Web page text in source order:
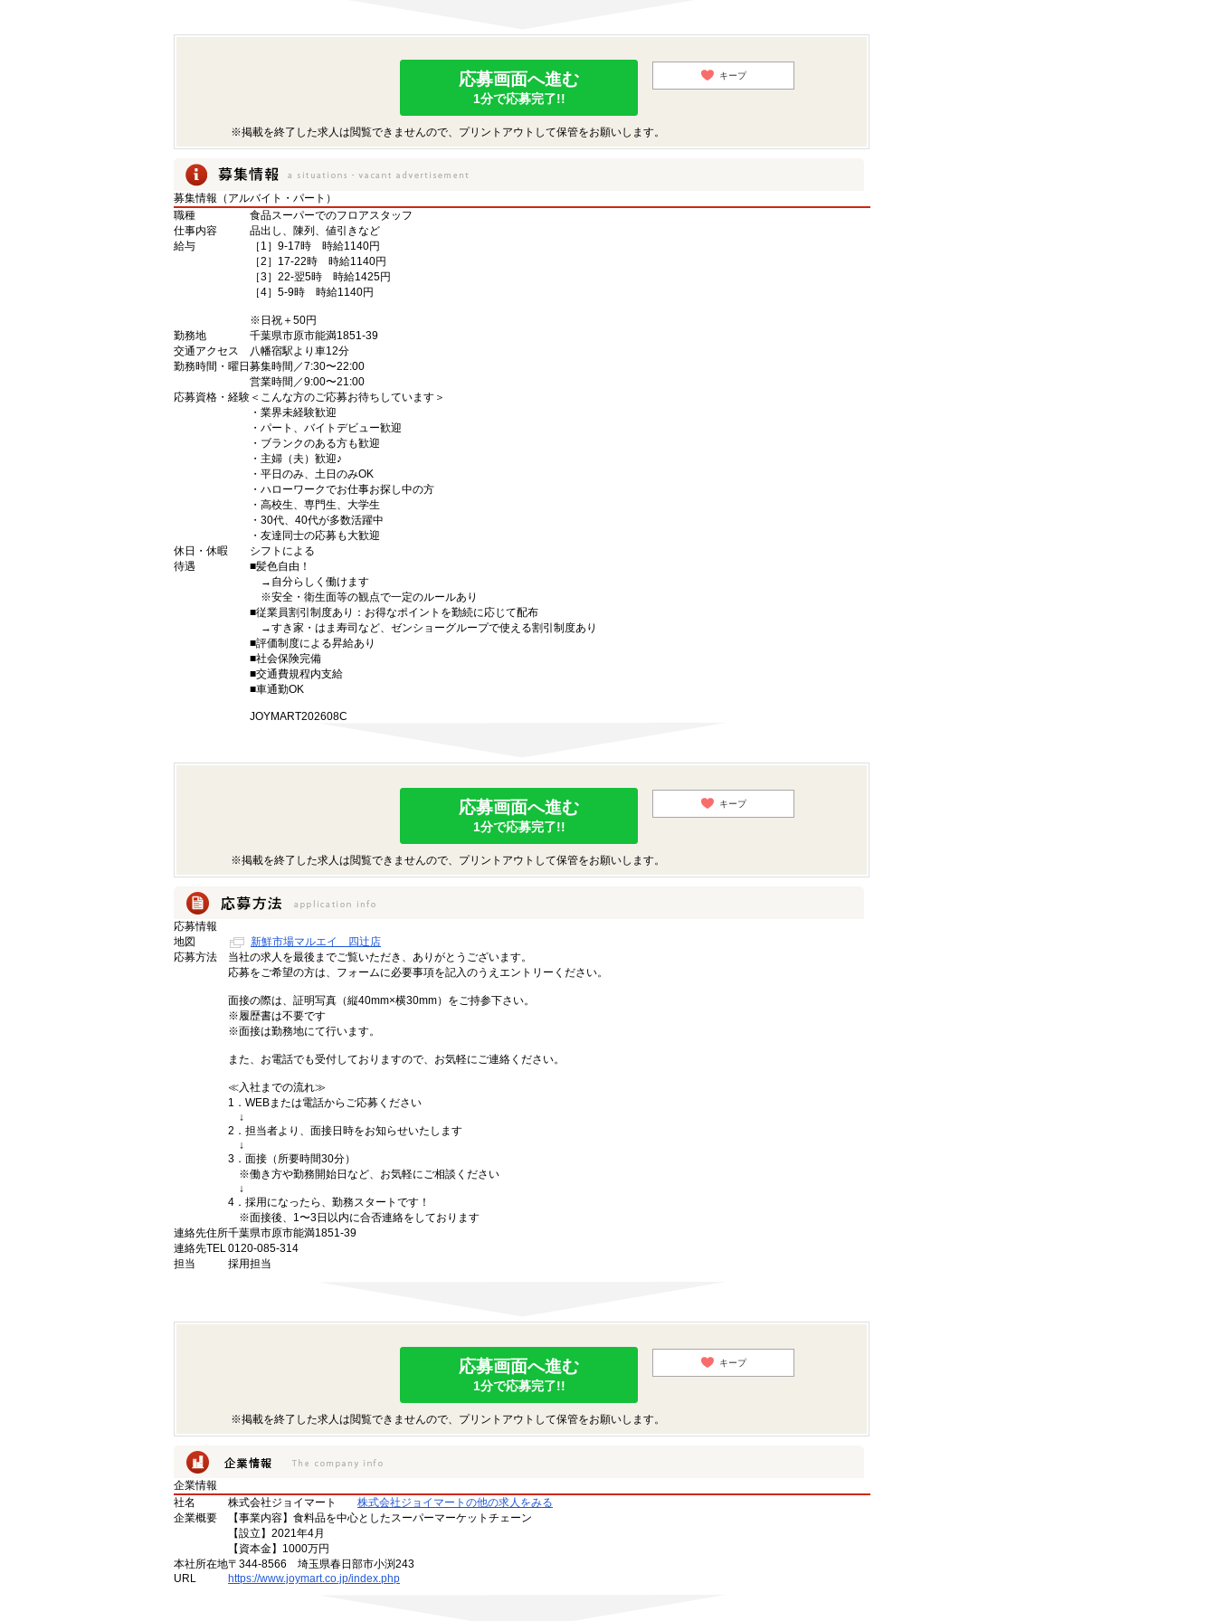
応募画面へ進む
1分で応募完了!!
キープ
※掲載を終了した求人は閲覧できませんので、プリントアウトして保管をお願いします。
募集情報（アルバイト・パート）
職種
食品スーパーでのフロアスタッフ
仕事内容
品出し、陳列、値引きなど
給与
［1］9-17時 時給1140円
［2］17-22時 時給1140円
［3］22-翌5時 時給1425円
［4］5-9時 時給1140円
※日祝＋50円
勤務地
千葉県市原市能満1851-39
交通アクセス
八幡宿駅より車12分
勤務時間・曜日 募集時間／7:30〜22:00
営業時間／9:00〜21:00
応募資格・経験 ＜こんな方のご応募お待ちしています＞
・業界未経験歓迎
・パート、バイトデビュー歓迎
・ブランクのある方も歓迎
・主婦（夫）歓迎♪
・平日のみ、土日のみOK
・ハローワークでお仕事お探し中の方
・高校生、専門生、大学生
・30代、40代が多数活躍中
・友達同士の応募も大歓迎
休日・休暇
シフトによる
待遇
■髪色自由！
→自分らしく働けます
※安全・衛生面等の観点で一定のルールあり
■従業員割引制度あり：お得なポイントを勤続に応じて配布
→すき家・はま寿司など、ゼンショーグループで使える割引制度あり
■評価制度による昇給あり
■社会保険完備
■交通費規程内支給
■車通勤OK
JOYMART202608C
応募画面へ進む
1分で応募完了!!
キープ
※掲載を終了した求人は閲覧できませんので、プリントアウトして保管をお願いします。
応募情報
地図
新鮮市場マルエイ 四辻店
応募方法
当社の求人を最後までご覧いただき、ありがとうございます。
応募をご希望の方は、フォームに必要事項を記入のうえエントリーください。
面接の際は、証明写真（縦40mm×横30mm）をご持参下さい。
※履歴書は不要です
※面接は勤務地にて行います。
また、お電話でも受付しておりますので、お気軽にご連絡ください。
≪入社までの流れ≫
1．WEBまたは電話からご応募ください
↓
2．担当者より、面接日時をお知らせいたします
↓
3．面接（所要時間30分）
※働き方や勤務開始日など、お気軽にご相談ください
↓
4．採用になったら、勤務スタートです！
※面接後、1〜3日以内に合否連絡をしております
連絡先住所千葉県市原市能満1851-39
連絡先TEL0120-085-314
担当
採用担当
応募画面へ進む
1分で応募完了!!
キープ
※掲載を終了した求人は閲覧できませんので、プリントアウトして保管をお願いします。
企業情報
社名
株式会社ジョイマート
株式会社ジョイマートの他の求人をみる
企業概要
【事業内容】食料品を中心としたスーパーマーケットチェーン
【設立】2021年4月
【資本金】1000万円
本社所在地〒344-8566 埼玉県春日部市小渕243
URL
https://www.joymart.co.jp/index.php